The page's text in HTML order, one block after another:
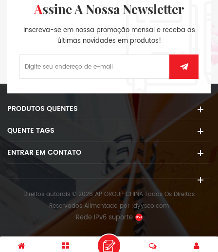
Assine A Nossa Newsletter
Inscreva-se em nossa promoção mensal e receba as
últimas novidades em produtos!
PRODUTOS QUENTES
QUENTE TAGS
ENTRAR EM CONTATO
Direitos autorais © 2026 AP GROUP CHINA.Todos Os Direitos
Reservados Alimentado por :dyyseo.com
Rede IPv6 suporte